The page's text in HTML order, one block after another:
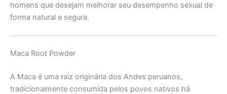
homens que desejam melhorar seu desempenho sexual de
forma natural e segura.
Maca Root Powder
A Maca é uma raiz originária dos Andes peruanos,
tradicionalmente consumida pelos povos nativos há